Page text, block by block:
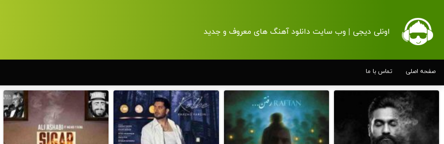
اونلی دیجی | وب سایت دانلود آهنگ های معروف و جدید
صفحه اصلی تماس با ما